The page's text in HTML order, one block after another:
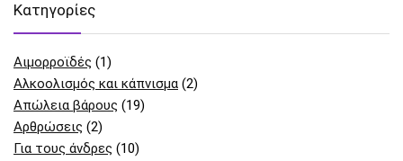
Kατηγορίες
Αιμορροϊδές (1)
Αλκοολισμός και κάπνισμα (2)
Απώλεια βάρους (19)
Αρθρώσεις (2)
Για τους άνδρες (10)